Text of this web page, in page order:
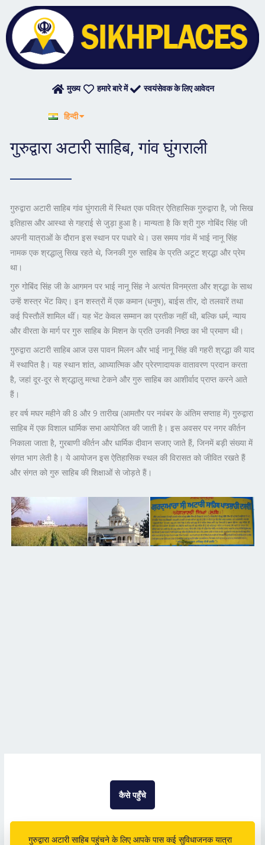
content
मुख्य हमारे बारे में स्वयंसेवक के लिए आवेदन
हिन्दी
ਪੰਜਾਬੀ
गुरुद्वारा अटारी साहिब, गांव घुंगराली
गुरुद्वारा अटारी साहिब गांव घुंगराली में स्थित एक पवित्र ऐतिहासिक गुरुद्वारा है, जो सिख
इतिहास और आस्था से गहराई से जुड़ा हुआ है। मान्यता है कि श्री गुरु गोबिंद सिंह जी
अपनी यात्राओं के दौरान इस स्थान पर पधारे थे। उस समय गांव में भाई नानू सिंह
नामक एक श्रद्धालु सिख रहते थे, जिनकी गुरु साहिब के प्रति अटूट श्रद्धा और प्रेम
था।
गुरु गोबिंद सिंह जी के आगमन पर भाई नानू सिंह ने अत्यंत विनम्रता और श्रद्धा के साथ
उन्हें शस्त्र भेंट किए। इन शस्त्रों में एक कमान (धनुष), बाईस तीर, दो तलवारें तथा
कई पिस्तौलें शामिल थीं। यह भेंट केवल सम्मान का प्रतीक नहीं थी, बल्कि धर्म, न्याय
और वीरता के मार्ग पर गुरु साहिब के मिशन के प्रति उनकी निष्ठा का भी प्रमाण थी।
गुरुद्वारा अटारी साहिब आज उस पावन मिलन और भाई नानू सिंह की गहरी श्रद्धा की याद
में स्थापित है। यह स्थान शांत, आध्यात्मिक और प्रेरणादायक वातावरण प्रदान करता
है, जहां दूर-दूर से श्रद्धालु मत्था टेकने और गुरु साहिब का आशीर्वाद प्राप्त करने आते
हैं।
हर वर्ष मघर महीने की 8 और 9 तारीख (आमतौर पर नवंबर के अंतिम सप्ताह में) गुरुद्वारा
साहिब में एक विशाल धार्मिक सभा आयोजित की जाती है। इस अवसर पर नगर कीर्तन
निकाला जाता है, गुरबाणी कीर्तन और धार्मिक दीवान सजाए जाते हैं, जिनमें बड़ी संख्या में
संगत भाग लेती है। ये आयोजन इस ऐतिहासिक स्थल की विरासत को जीवित रखते हैं
और संगत को गुरु साहिब की शिक्षाओं से जोड़ते हैं।
कैसे पहुँचे
गुरुद्वारा अटारी साहिब पहुंचने के लिए आपके पास कई सुविधाजनक यात्रा